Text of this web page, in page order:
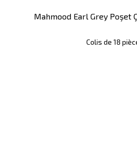
Mahmood Earl Grey Poşet
Colis de 18